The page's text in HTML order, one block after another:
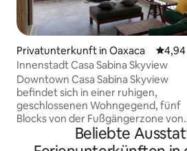
Privatunterkunft in Oaxaca
4,94
Innenstadt Casa Sabina Skyview
Downtown Casa Sabina Skyview
befindet sich in einer ruhigen,
geschlossenen Wohngegend, fünf
Blocks von der Fußgängerzone von
Alcalá entfernt. Das Haus wurde
komplett renoviert. Es gibt zwei
Beliebte